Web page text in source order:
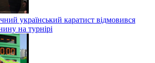
український каратист відмовився
на турнірі